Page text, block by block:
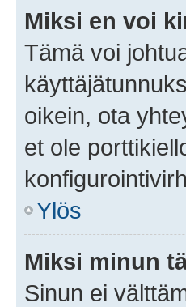
Miksi en voi
Tämä voi
oikein, ota
et ole
Ylös
Miksi minun
Sinun ei